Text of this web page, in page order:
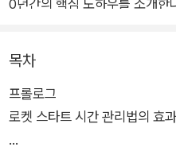
0년간의 핵심 노하우를 소개한
시간의 중요성은 다들 알지만,
사람이 대다수다. ‘로켓 스타트
한 강력한 솔루션이다. 마감 전
에 닥치면 벼락치기하듯 막판
목차
프롤로그
로켓 스타트 시간 관리법의 효과